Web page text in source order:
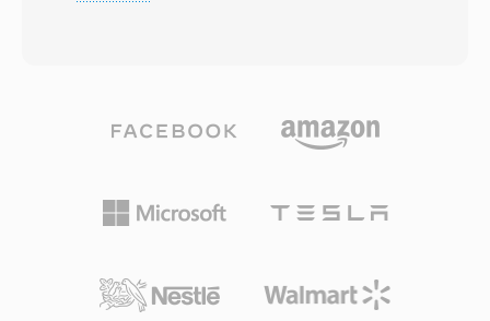
cậy trên nhiều loại thiết bị di động. Mặc dù các
định dạng mới hơn như MP4 đã thay thế 3G2
khi làm việc với nội dung di động cũ và trong
mối quan tâm hàng đầu.
bao gồm đĩa quang, ổ đĩa cứng và thẻ nhớ bán
camera trong thiết kế phần cứng. Việc sử dụng
nén H.264 mang lại chất lượng hình ảnh vượt
ghi trước đó như DV và MPEG-2, cho phép thời